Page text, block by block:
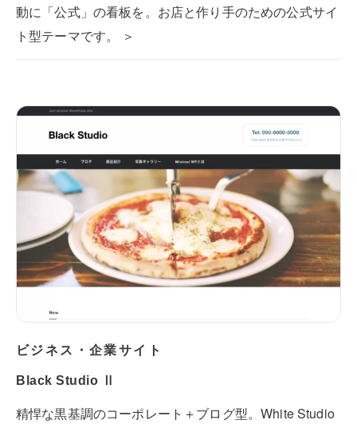
動に「公式」の看板を。お店と作り手のための公式サイ
ト型テーマです。 ＞
ビジネス・企業サイト
Black Studio Ⅱ
精悍な黒基調のコーポレート＋ブログ型。White Studio